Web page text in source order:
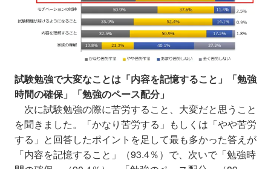
試験勉強で大変なことは「内容を記憶すること」「勉強
時間の確保」「勉強のペース配分」
次に試験勉強の際に苦労すること、大変だと思うこと
を聞きました。「かなり苦労する」もしくは「やや苦労
する」と回答したポイントを足して最も多かった答えが
「内容を記憶すること」（93.4％）で、次いで「勉強時